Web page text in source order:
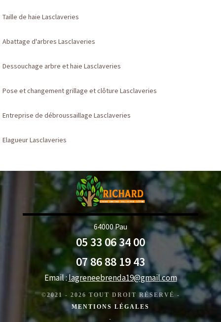
Taille de haie Lasclaveries
Abattage d'arbres Lasclaveries
Dessouchage arbre et haie Lasclaveries
Pose et changement grillage et clôture Lasclaveries
Entreprise de débroussaillage Lasclaveries
Elagueur Lasclaveries
64000 Pau
05 33 06 34 00
07 86 88 19 43
Email :lagreneebrenda19@gmail.com
©2021 - 2026 TOUT DROIT RÉSERVÉ -
MENTIONS LÉGALES
-